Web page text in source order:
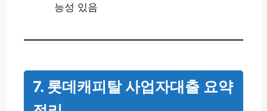
능성 있음
7. 롯데캐피탈 사업자대출 요약